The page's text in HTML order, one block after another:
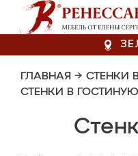
ГЛАВНАЯ → СТЕНКИ
СТЕНКИ В ГОСТИНУЮ